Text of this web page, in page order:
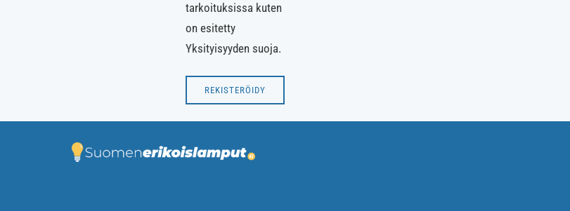
tarkoituksissa kuten
on esitetty
Yksityisyyden suoja.
REKISTERÖIDY